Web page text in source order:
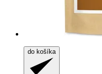
do košíka